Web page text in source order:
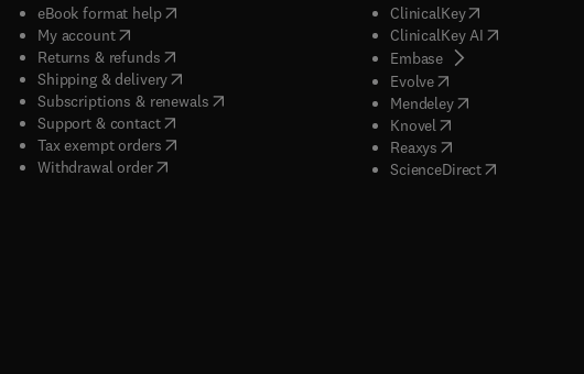
eBook format help( opens in new tab/window
My account( opens in new tab/window
Returns & refunds( opens in new tab/window
Shipping & delivery(opens in new tab/window
Subscriptions & renewals( opens in new tab/window
)
Support & contact( opens in new tab/window
Tax exempt orders( opens in new tab/window
Withdrawal order
ClinicalKey(opens in new
ClinicalKey AI( opens in
Embase(
opens in new tab/
Evolve( opens in new tab/
Mendeley( opens in new tab/
Knovel opens in new tab/
Reaxys opens in new tab/
ScienceDirect( opens in new